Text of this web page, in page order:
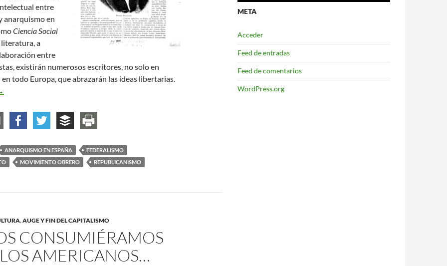
entre
anarquismo en
Ciencia Social
literatura, a
entre
existirán numerosos escritores, no solo en
en todo Europa, que abrazarán las ideas libertarias.
entre anarquistas, republicanos y librepensadores
ANARQUISMO EN ESPAÑA
FEDERALISMO
MOVIMIENTO OBRERO REPUBLICANISMO
,AUGE Y FIN DEL CAPITALISMO
CONSUMIÉRAMOS
AMERICANOS…
META
Acceder
Feed de entradas
Feed de comentarios
WordPress.org